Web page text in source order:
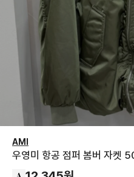
AMI
우영미 항공 점퍼 봄버 자켓